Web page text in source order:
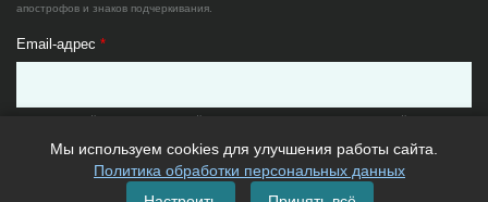
Мы используем cookies для улучшения работы сайта.
Политика обработки персональных данных
апострофов и знаков подчеркивания.
Email-адрес *
Существующий адрес электронной почты. Все почтовые сообщения с сайта будут
использован только по вашему желанию: для восстановления пароля или для
получения новостей и уведомлений по электронной почте.